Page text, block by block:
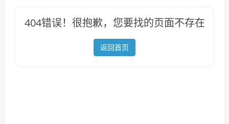
404错误！很抱歉，您要找的页面不存在
返回首页